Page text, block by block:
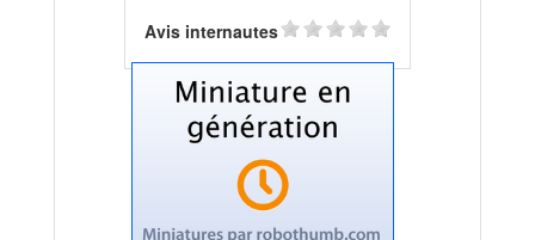
Avis internautes